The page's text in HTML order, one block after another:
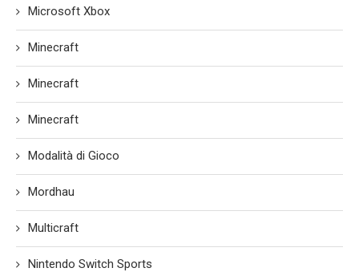
Microsoft Xbox
Minecraft
Minecraft
Minecraft
Modalità di Gioco
Mordhau
Multicraft
Nintendo Switch Sports